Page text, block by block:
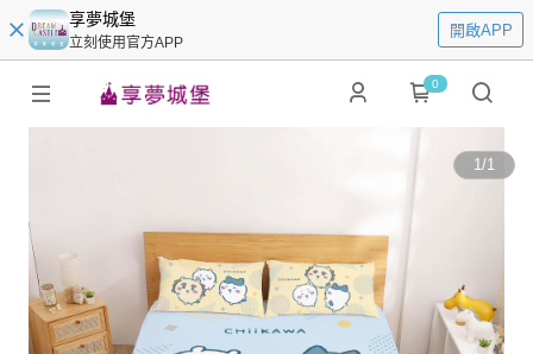
享夢城堡
立刻使用官方APP
開啟APP
0
1/1